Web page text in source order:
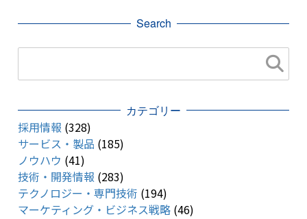
Search
カテゴリー
採用情報 (328)
サービス・製品 (185)
ノウハウ (41)
技術・開発情報 (283)
テクノロジー・専門技術 (194)
マーケティング・ビジネス戦略(46)